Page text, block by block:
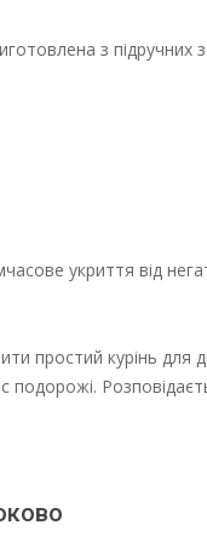
з підручних
укриття від
простий курінь для
подорожі.